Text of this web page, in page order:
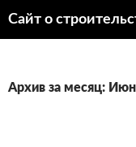
Сайт о
Архив за месяц: